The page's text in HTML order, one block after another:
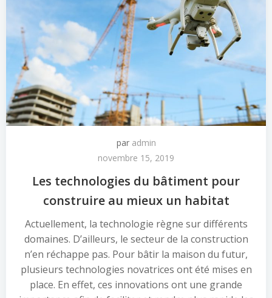
par admin
novembre 15, 2019
Les technologies du bâtiment pour
construire au mieux un habitat
Actuellement, la technologie règne sur différents
domaines. D’ailleurs, le secteur de la construction
n’en réchappe pas. Pour bâtir la maison du futur,
plusieurs technologies novatrices ont été mises en
place. En effet, ces innovations ont une grande